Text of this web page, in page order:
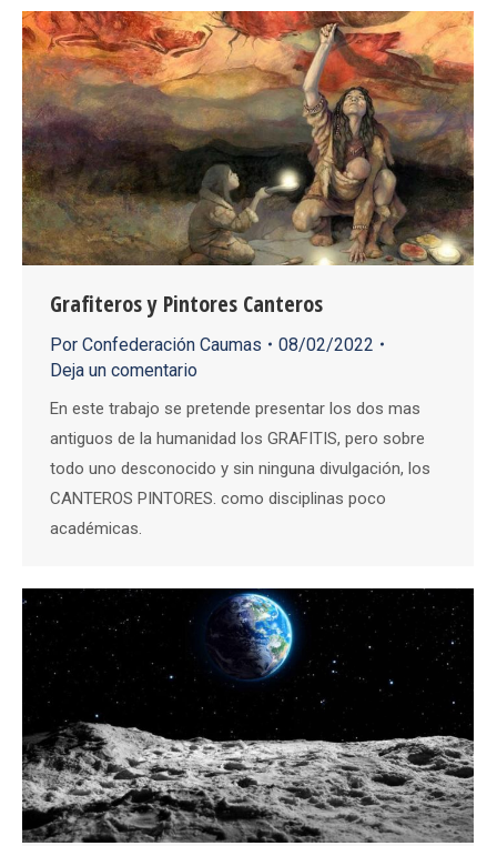
Grafiteros y Pintores Canteros
Por Confederación Caumas
08/02/2022
Deja un comentario
En este trabajo se pretende presentar los dos mas
antiguos de la humanidad los GRAFITIS, pero sobre
todo uno desconocido y sin ninguna divulgación, los
CANTEROS PINTORES. como disciplinas poco
académicas.